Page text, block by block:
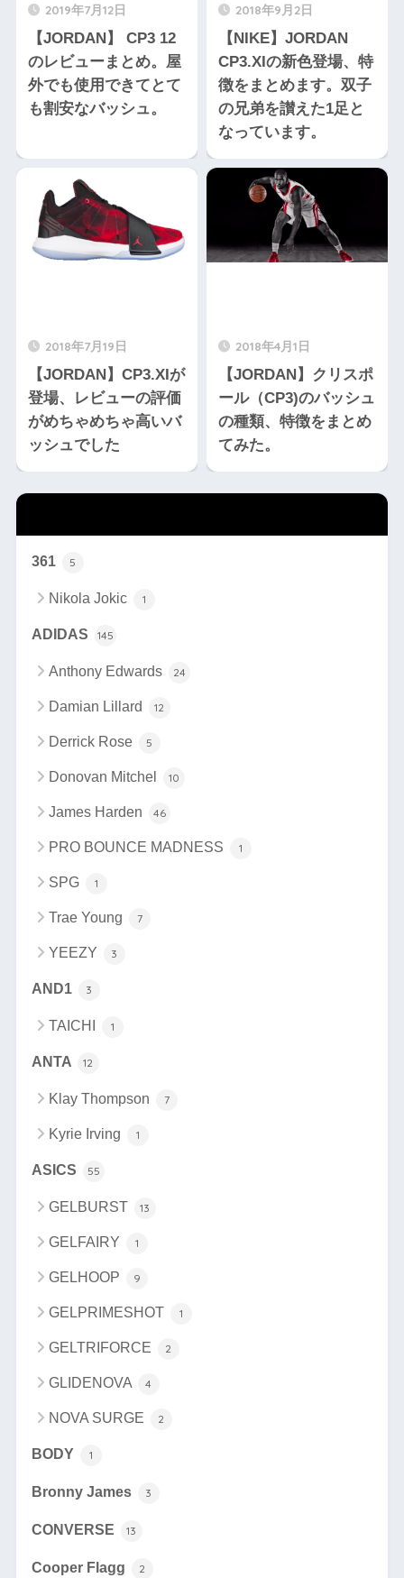
2019年7月12日
【JORDAN】 CP3 12
のレビューまとめ。屋
外でも使用できてとて
も割安なバッシュ。
2018年9月2日
【NIKE】JORDAN
CP3.XIの新色登場、特
徴をまとめます。双子
の兄弟を讃えた1足と
なっています。
2018年7月19日
【JORDAN】CP3.XIが
登場、レビューの評価
がめちゃめちゃ高いバ
ッシュでした
2018年4月1日
【JORDAN】クリスポ
ール（CP3)のバッシュ
の種類、特徴をまとめ
てみた。
361 5
Nikola Jokic 1
ADIDAS 145
Anthony Edwards 24
Damian Lillard 12
Derrick Rose 5
Donovan Mitchel 10
James Harden 46
PRO BOUNCE MADNESS 1
SPG 1
Trae Young 7
YEEZY 3
AND1 3
TAICHI 1
ANTA 12
Klay Thompson 7
Kyrie Irving 1
ASICS 55
GELBURST 13
GELFAIRY 1
GELHOOP 9
GELPRIMESHOT 1
GELTRIFORCE 2
GLIDENOVA 4
NOVA SURGE 2
BODY 1
Bronny James 3
CONVERSE 13
Cooper Flagg 2